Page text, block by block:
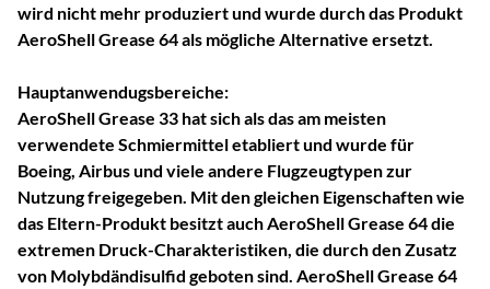
wird nicht mehr produziert und wurde durch das Produkt
AeroShell Grease 64 als mögliche Alternative ersetzt.
Hauptanwendugsbereiche:
AeroShell Grease 33 hat sich als das am meisten
verwendete Schmiermittel etabliert und wurde für
Boeing, Airbus und viele andere Flugzeugtypen zur
Nutzung freigegeben. Mit den gleichen Eigenschaften wie
das Eltern-Produkt besitzt auch AeroShell Grease 64 die
extremen Druck-Charakteristiken, die durch den Zusatz
von Molybdändisulfid geboten sind. AeroShell Grease 64